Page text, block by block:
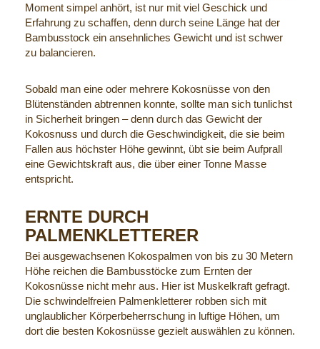
Moment simpel anhört, ist nur mit viel Geschick und
Erfahrung zu schaffen, denn durch seine Länge hat der
Bambusstock ein ansehnliches Gewicht und ist schwer
zu balancieren.
Sobald man eine oder mehrere Kokosnüsse von den
Blütenständen abtrennen konnte, sollte man sich tunlichst
in Sicherheit bringen – denn durch das Gewicht der
Kokosnuss und durch die Geschwindigkeit, die sie beim
Fallen aus höchster Höhe gewinnt, übt sie beim Aufprall
eine Gewichtskraft aus, die über einer Tonne Masse
entspricht.
ERNTE DURCH
PALMENKLETTERER
Bei ausgewachsenen Kokospalmen von bis zu 30 Metern
Höhe reichen die Bambusstöcke zum Ernten der
Kokosnüsse nicht mehr aus. Hier ist Muskelkraft gefragt.
Die schwindelfreien Palmenkletterer robben sich mit
unglaublicher Körperbeherrschung in luftige Höhen, um
dort die besten Kokosnüsse gezielt auswählen zu können.